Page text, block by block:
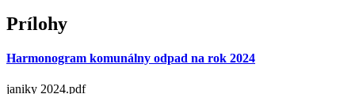
Prílohy
Harmonogram komunálny odpad na rok 2024
janiky 2024.pdf